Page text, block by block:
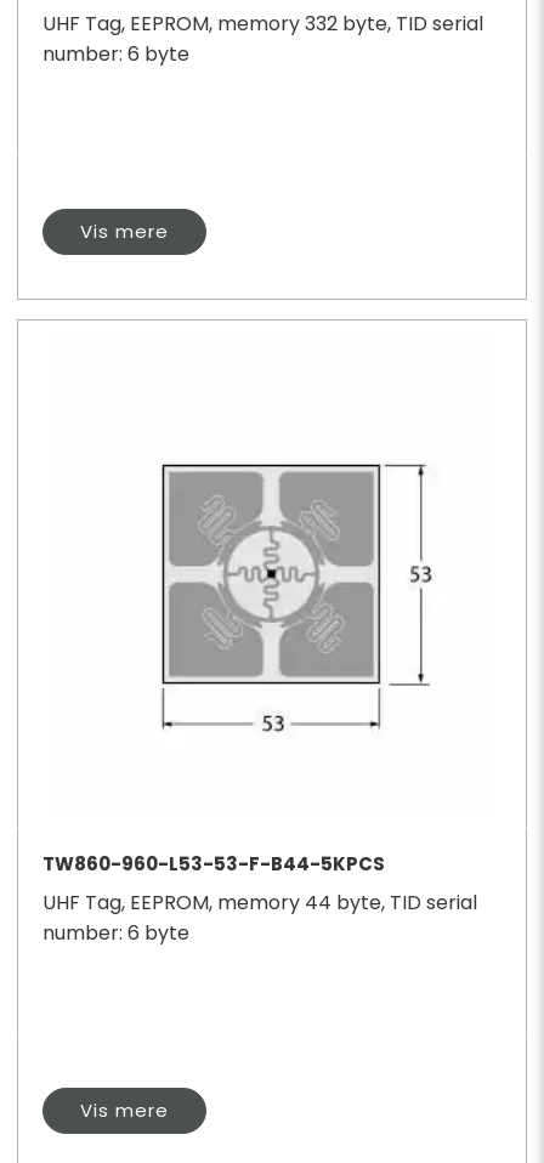
UHF Tag, EEPROM, memory 332 byte, TID serial
number: 6 byte
Vis mere
TW860-960-L53-53-F-B44-5KPCS
UHF Tag, EEPROM, memory 44 byte, TID serial
number: 6 byte
Vis mere